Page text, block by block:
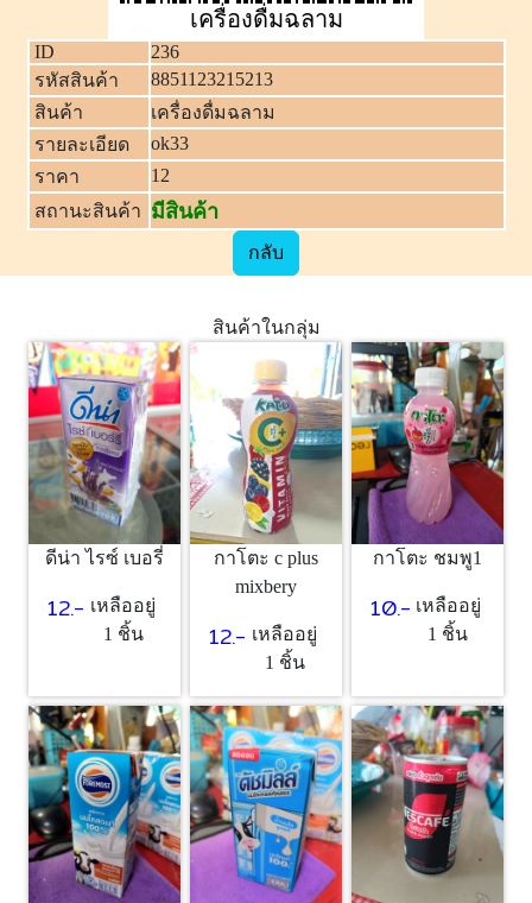
เครื่องดื่มฉลาม
ID
236
รหัสสินค้า
8851123215213
สินค้า
เครื่องดื่มฉลาม
รายละเอียด
ok33
ราคา
12
สถานะสินค้า มีสินค้า
กลับ
สินค้าในกลุ่ม
ดีน่า ไรซ์ เบอรี่
12.- เหลืออยู่
1 ชิ้น
กาโตะ c plus
mixbery
12.- เหลืออยู่
1 ชิ้น
กาโตะ ชมพู1
10.- เหลืออยู่
1 ชิ้น